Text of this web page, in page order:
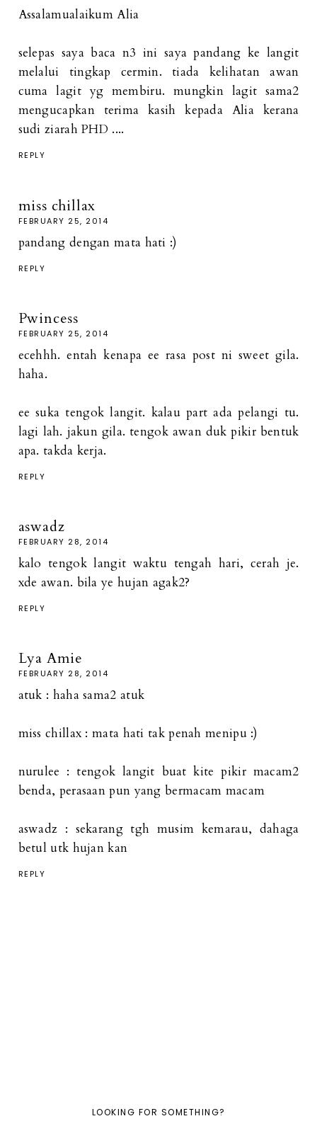
Assalamualaikum Alia
selepas saya baca n3 ini saya pandang ke langit
melalui tingkap cermin. tiada kelihatan awan
cuma lagit yg membiru. mungkin lagit sama2
mengucapkan terima kasih kepada Alia kerana
sudi ziarah PHD ....
REPLY
miss chillax
FEBRUARY 25, 2014
pandang dengan mata hati :)
REPLY
Pwincess
FEBRUARY 25, 2014
ecehhh. entah kenapa ee rasa post ni sweet gila.
haha.
ee suka tengok langit. kalau part ada pelangi tu.
lagi lah. jakun gila. tengok awan duk pikir bentuk
apa. takda kerja.
REPLY
aswadz
FEBRUARY 28, 2014
kalo tengok langit waktu tengah hari, cerah je.
xde awan. bila ye hujan agak2?
REPLY
Lya Amie
FEBRUARY 28, 2014
atuk : haha sama2 atuk
miss chillax : mata hati tak penah menipu :)
nurulee : tengok langit buat kite pikir macam2
benda, perasaan pun yang bermacam macam
aswadz : sekarang tgh musim kemarau, dahaga
betul utk hujan kan
REPLY
LOOKING FOR SOMETHING?